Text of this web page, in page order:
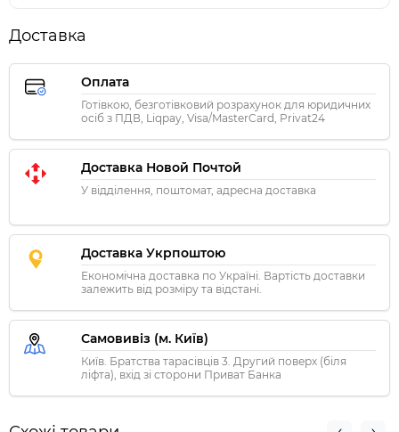
Доставка
Оплата
Готівкою, безготівковий розрахунок для юридичних
осіб з ПДВ, Liqpay, Visa/MasterCard, Privat24
Доставка Новой Почтой
У відділення, поштомат, адресна доставка
Доставка Укрпоштою
Економічна доставка по Україні. Вартість доставки
залежить від розміру та відстані.
Самовивіз (м. Київ)
Київ. Братства тарасівців 3. Другий поверх (біля
ліфта), вхід зі сторони Приват Банка